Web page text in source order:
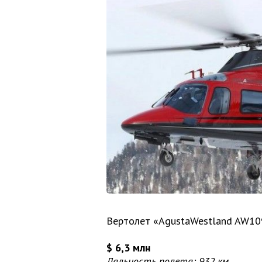
Вертолет «AgustaWestland
$ 6,3 млн